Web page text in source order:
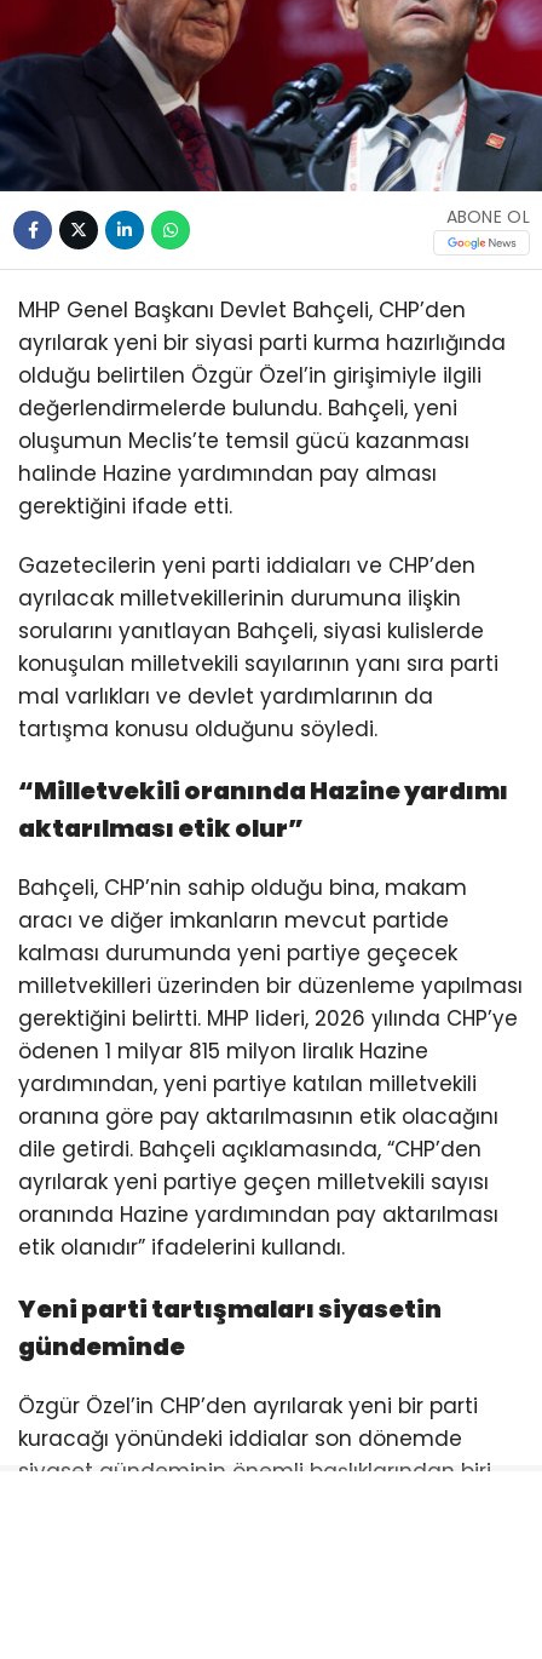
ABONE OL
MHP Genel Başkanı Devlet Bahçeli, CHP’den
ayrılarak yeni bir siyasi parti kurma hazırlığında
olduğu belirtilen Özgür Özel’in girişimiyle ilgili
değerlendirmelerde bulundu. Bahçeli, yeni
oluşumun Meclis’te temsil gücü kazanması
halinde Hazine yardımından pay alması
gerektiğini ifade etti.
Gazetecilerin yeni parti iddiaları ve CHP’den
ayrılacak milletvekillerinin durumuna ilişkin
sorularını yanıtlayan Bahçeli, siyasi kulislerde
konuşulan milletvekili sayılarının yanı sıra parti
mal varlıkları ve devlet yardımlarının da
tartışma konusu olduğunu söyledi.
“Milletvekili oranında Hazine yardımı
aktarılması etik olur”
Bahçeli, CHP’nin sahip olduğu bina, makam
aracı ve diğer imkanların mevcut partide
kalması durumunda yeni partiye geçecek
milletvekilleri üzerinden bir düzenleme yapılması
gerektiğini belirtti. MHP lideri, 2026 yılında CHP’ye
ödenen 1 milyar 815 milyon liralık Hazine
yardımından, yeni partiye katılan milletvekili
oranına göre pay aktarılmasının etik olacağını
dile getirdi. Bahçeli açıklamasında, “CHP’den
ayrılarak yeni partiye geçen milletvekili sayısı
oranında Hazine yardımından pay aktarılması
etik olanıdır” ifadelerini kullandı.
Yeni parti tartışmaları siyasetin
gündeminde
Özgür Özel’in CHP’den ayrılarak yeni bir parti
kuracağı yönündeki iddialar son dönemde
siyaset gündeminin önemli başlıklarından biri